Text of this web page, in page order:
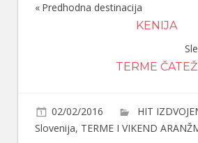
Navigacija
Predhodna destinacija
KENIJA
TERME ČATEŽ
02/02/2016 HIT
Slovenija, TERME I VIKEND